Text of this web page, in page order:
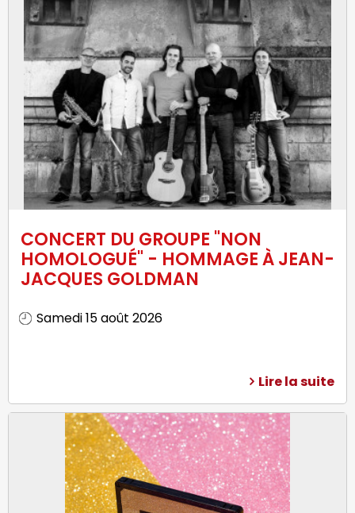
CONCERT DU GROUPE "NON
HOMOLOGUÉ" - HOMMAGE À JEAN-
JACQUES GOLDMAN
Samedi 15 août 2026
Lire la suite